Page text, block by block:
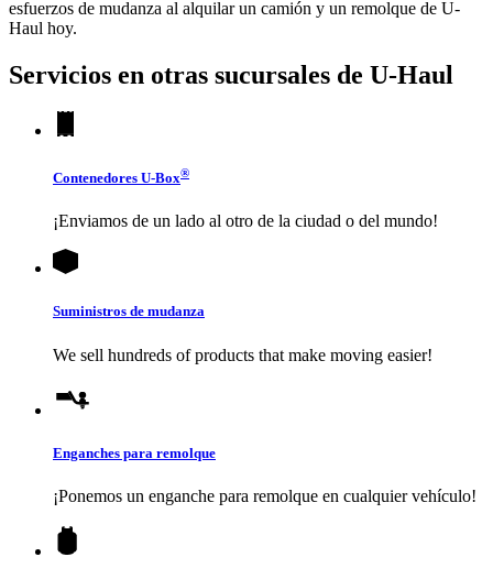
esfuerzos de mudanza al alquilar un camión y un remolque de U-
Haul hoy.
Servicios en otras sucursales de U-Haul
Contenedores U-Box®
¡Enviamos de un lado al otro de la ciudad o del mundo!
Suministros de mudanza
We sell hundreds of products that make moving easier!
Enganches para remolque
¡Ponemos un enganche para remolque en cualquier vehículo!